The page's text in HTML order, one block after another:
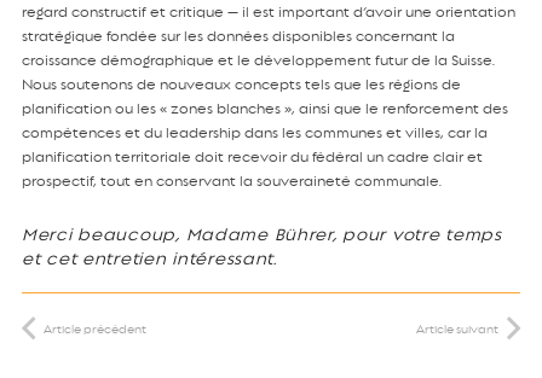
regard constructif et critique — il est important d’avoir une orientation
stratégique fondée sur les données disponibles concernant la
croissance démographique et le développement futur de la Suisse.
Nous soutenons de nouveaux concepts tels que les régions de
planification ou les « zones blanches », ainsi que le renforcement des
compétences et du leadership dans les communes et villes, car la
planification territoriale doit recevoir du fédéral un cadre clair et
prospectif, tout en conservant la souveraineté communale.
Merci beaucoup, Madame Bührer, pour votre temps
et cet entretien intéressant.
Article précédent Article suivant